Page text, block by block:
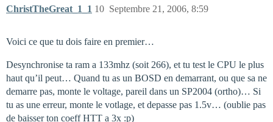
ChristTheGreat_1_1 Septembre 21, 2006, 8:59
10
Voici ce que tu dois faire en premier…
Desynchronise ta ram a 133mhz (soit 266), et tu test le CPU le plus
haut qu’il peut… Quand tu as un BOSD en demarrant, ou que sa ne
demarre pas, monte le voltage, pareil dans un SP2004 (ortho)… Si
tu as une erreur, monte le votlage, et depasse pas 1.5v… (oublie pas
de baisser ton coeff HTT a 3x :p)